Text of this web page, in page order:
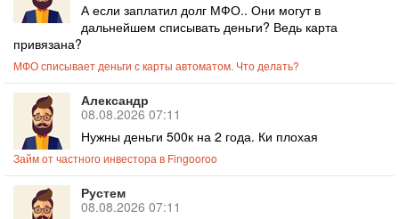
А если заплатил долг МФО.. Они могут в
дальнейшем списывать деньги? Ведь карта
привязана?
МФО списывает деньги с карты автоматом. Что делать?
Александр
08.08.2026 07:11
Нужны деньги 500к на 2 года. Ки плохая
Займ от частного инвестора в Fingooroo
Рустем
08.08.2026 07:11